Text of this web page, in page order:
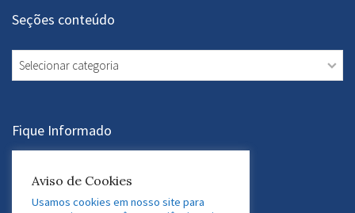
Seções conteúdo
Seções
conteúdo
Fique Informado
Assine a Newsletter
Aviso de Cookies
Usamos cookies em nosso site para